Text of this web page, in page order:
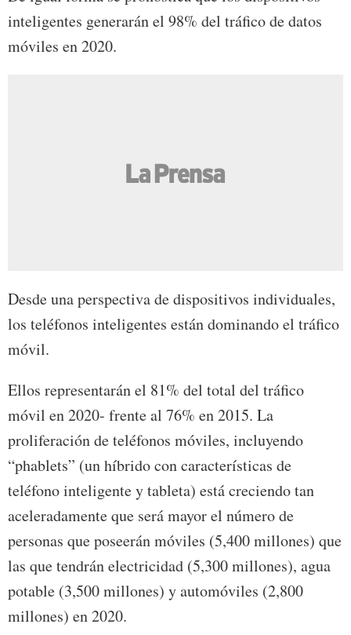
inteligentes generarán el 98% del tráfico de datos
móviles en 2020.
Desde una perspectiva de dispositivos individuales,
los teléfonos inteligentes están dominando el tráfico
móvil.
Ellos representarán el 81% del total del tráfico
móvil en 2020- frente al 76% en 2015. La
proliferación de teléfonos móviles, incluyendo
“phablets” (un híbrido con características de
teléfono inteligente y tableta) está creciendo tan
aceleradamente que será mayor el número de
personas que poseerán móviles (5,400 millones) que
las que tendrán electricidad (5,300 millones), agua
potable (3,500 millones) y automóviles (2,800
millones) en 2020.